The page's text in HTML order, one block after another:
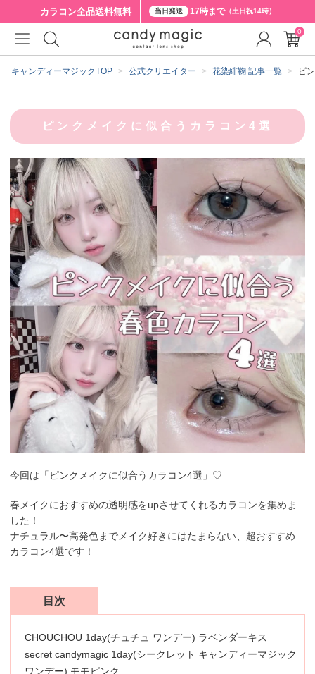
カラコン全品送料無料 当日発送 17時まで（土日祝14時）
キャンディーマジックTOP 公式クリエイター 花染緋鞠 記事一覧 ピ
ピンクメイクに似合うカラコン4選
今回は「ピンクメイクに似合うカラコン4選」♡
春メイクにおすすめの透明感をupさせてくれるカラコンを集めま
した！
ナチュラル〜高発色までメイク好きにはたまらない、超おすすめ
カラコン4選です！
目次
CHOUCHOU 1day(チュチュ ワンデー) ラベンダーキス
secret candymagic 1day(シークレット キャンディーマジック
ワンデー) モモピンク
0